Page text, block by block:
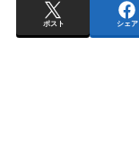
ポスト シェア